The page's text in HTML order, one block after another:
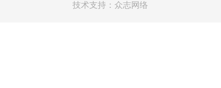
技术支持：众志网络